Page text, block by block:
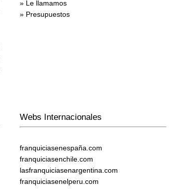
» Le llamamos
» Presupuestos
Webs Internacionales
franquiciasenespaña.com
franquiciasenchile.com
lasfranquiciasenargentina.com
franquiciasenelperu.com